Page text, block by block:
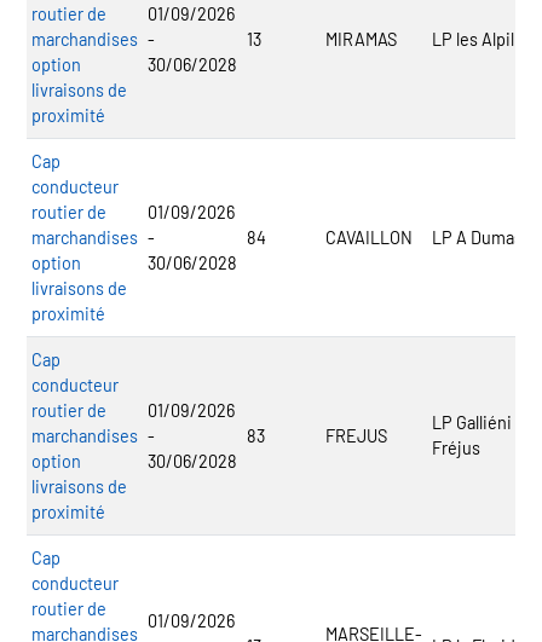
routier de
marchandises
option
livraisons de
proximité
01/09/2026
-
30/06/2028
13 MIRAMAS LP les Alpilles
Cap
conducteur
routier de
marchandises
option
livraisons de
proximité
01/09/2026
-
30/06/2028
84 CAVAILLON LP A Dumas
Cap
conducteur
routier de
marchandises
option
livraisons de
proximité
01/09/2026
-
30/06/2028
83 FREJUS
LP Galliéni
Fréjus
Cap
conducteur
routier de
marchandises
01/09/2026
MARSEILLE-